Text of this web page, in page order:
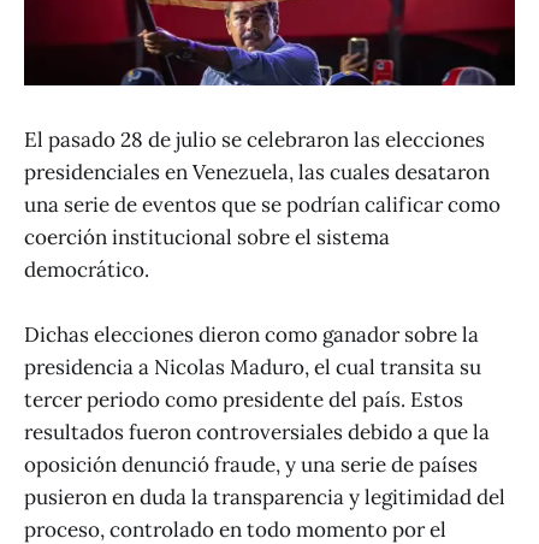
El pasado 28 de julio se celebraron las elecciones
presidenciales en Venezuela, las cuales desataron
una serie de eventos que se podrían calificar como
coerción institucional sobre el sistema
democrático.
Dichas elecciones dieron como ganador sobre la
presidencia a Nicolas Maduro, el cual transita su
tercer periodo como presidente del país. Estos
resultados fueron controversiales debido a que la
oposición denunció fraude, y una serie de países
pusieron en duda la transparencia y legitimidad del
proceso, controlado en todo momento por el